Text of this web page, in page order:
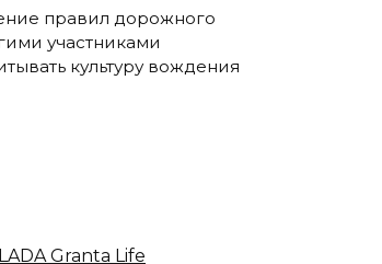
правил дорожного
участниками
культуру вождения